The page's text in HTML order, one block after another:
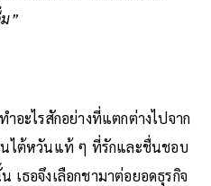
”
อะไรสักอย่างที่แตกต่างไปจาก
นไต้หวันแท้ ๆ ที่รักและชื่นชอบ
เธอจึงเลือกชามาต่อยอดธุรกิจ